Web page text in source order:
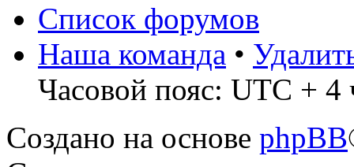
Список форумов
Наша команда •
Часовой пояс: UTC + 4
Создано на основе phpBB